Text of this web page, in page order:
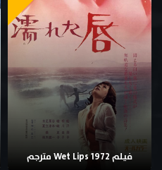
فيلم Wet Lips 1972 مترجم